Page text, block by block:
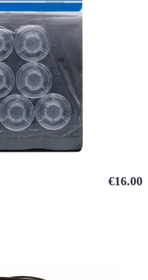
€16.00